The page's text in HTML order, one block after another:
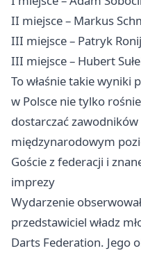
II miejsce – Markus
III miejsce – Patryk
III miejsce – Hubert
To właśnie takie wyniki
w Polsce nie tylko
dostarczać
międzynarodowym
Goście z federacji i
imprezy
Wydarzenie
przedstawiciel władz
Darts Federation. Jego